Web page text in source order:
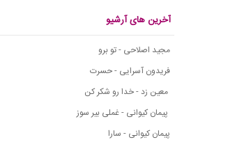
آخرین های آرشیو
مجید اصلاحی - تو برو
فریدون آسرایی - حسرت
معین زد - خدا رو شکر کن
پیمان کیوانی - غملی بیر سوز
پیمان کیوانی - سارا